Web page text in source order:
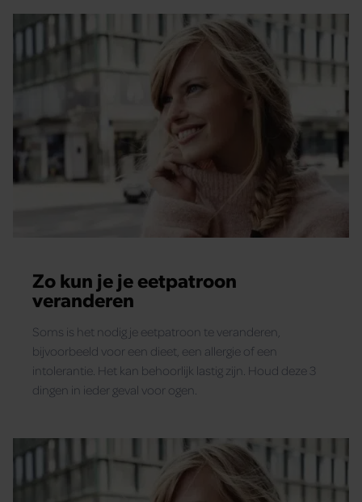
Zo kun je je eetpatroon
veranderen
Soms is het nodig je eetpatroon te veranderen,
bijvoorbeeld voor een dieet, een allergie of een
intolerantie. Het kan behoorlijk lastig zijn. Houd deze 3
dingen in ieder geval voor ogen.